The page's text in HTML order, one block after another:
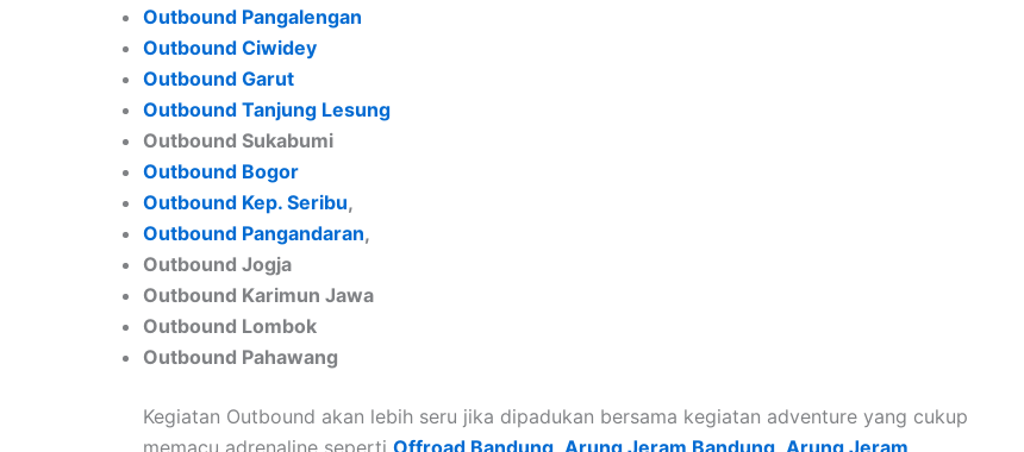
Outbound Pangalengan
Outbound Ciwidey
Outbound Garut
Outbound Tanjung Lesung
Outbound Sukabumi
Outbound Bogor
Outbound Kep. Seribu,
Outbound Pangandaran,
Outbound Jogja
Outbound Karimun Jawa
Outbound Lombok
Outbound Pahawang
Kegiatan Outbound akan lebih seru jika dipadukan bersama kegiatan adventure yang cukup